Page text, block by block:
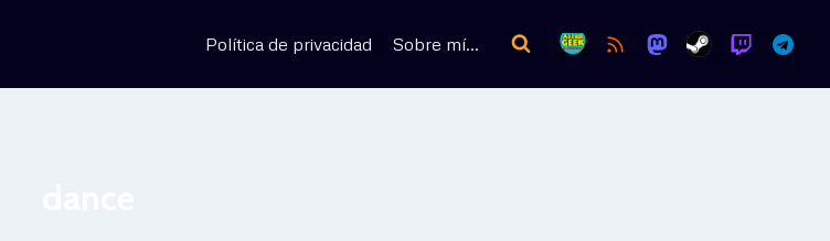
Política de privacidad Sobre mí…